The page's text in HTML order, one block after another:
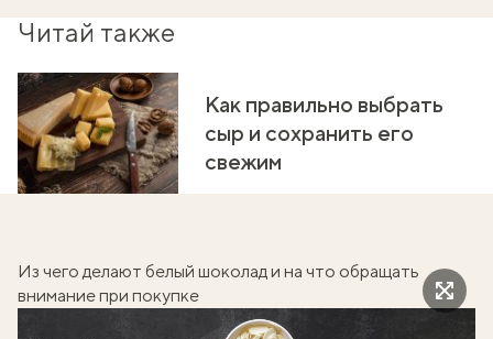
Читай также
Как правильно выбрать
сыр и сохранить его
свежим
Из чего делают белый шоколад и на что обращать
внимание при покупке